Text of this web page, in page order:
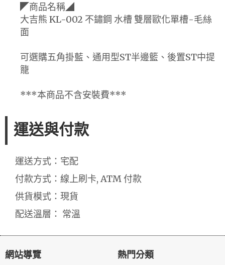
◤商品名稱◢
大吉熊 KL-002 不鏽鋼 水槽 雙層歐化單槽-毛絲
面
可選購五角掛藍、通用型ST半邊籃、後置ST中提
籠
***本商品不含安裝費***
運送與付款
運送方式：宅配
付款方式：線上刷卡, ATM 付款
供貨模式：現貨
配送溫層： 常溫
網站導覽 熱門分類